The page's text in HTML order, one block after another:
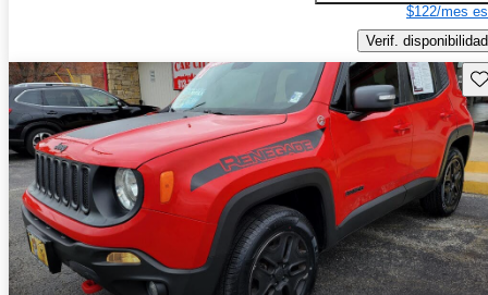
$122/mes
Verif. disponibilidad